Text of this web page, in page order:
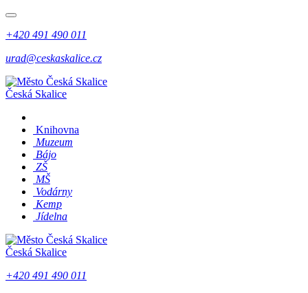
+420 491 490 011
urad@ceskaskalice.cz
Česká Skalice
Knihovna
Muzeum
Bájo
ZŠ
MŠ
Vodárny
Kemp
Jídelna
Česká Skalice
+420 491 490 011